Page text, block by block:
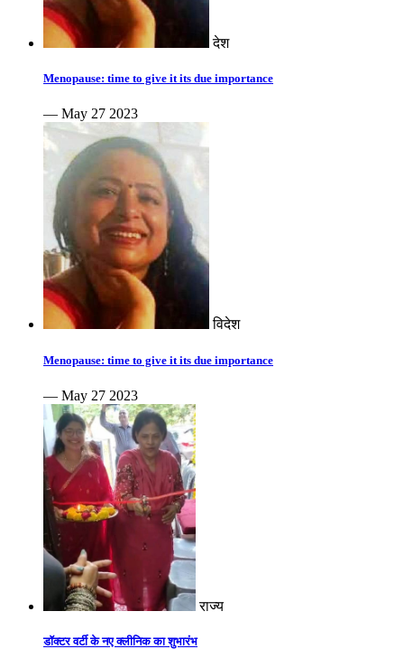
देश
Menopause: time to give it its due importance
— May 27 2023
विदेश
Menopause: time to give it its due importance
— May 27 2023
राज्य
डॉक्टर वर्टी के नए क्लीनिक का शुभारंभ